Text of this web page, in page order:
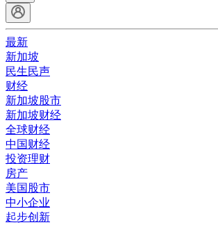
最新
新加坡
民生民声
财经
新加坡股市
新加坡财经
全球财经
中国财经
投资理财
房产
美国股市
中小企业
起步创新